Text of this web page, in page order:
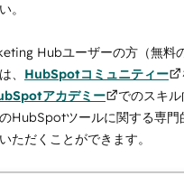
。
Hubユーザーの方（無料
、 HubSpotコミュニティー
アカデミー でのスキル
HubSpotツールに関する専門
ただくことができます。